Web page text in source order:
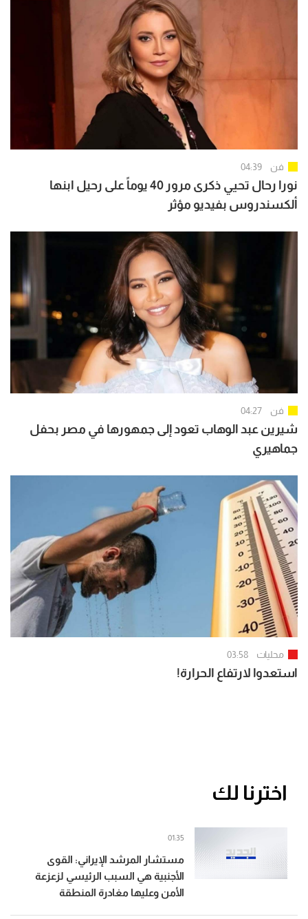
فن 04:39
نورا رحال تحيي ذكرى مرور 40 يوماً على رحيل ابنها
ألكسندروس بفيديو مؤثر
فن 04:27
شيرين عبد الوهاب تعود إلى جمهورها في مصر بحفل
جماهيري
محليات 03:58
استعدوا لارتفاع الحرارة!
اخترنا لك
مستشار المرشد الإيراني: القوى
الأجنبية هي السبب الرئيسي لزعزعة
الأمن وعليها مغادرة المنطقة
01:35